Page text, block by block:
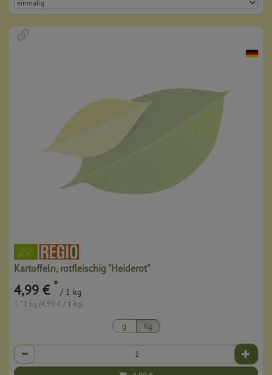
Kartoffeln, rotfleischig "Heiderot"
4,99 € * / 1 kg
1 * 1 kg (4,99 € / 1 kg)
g Kg
Anzahl